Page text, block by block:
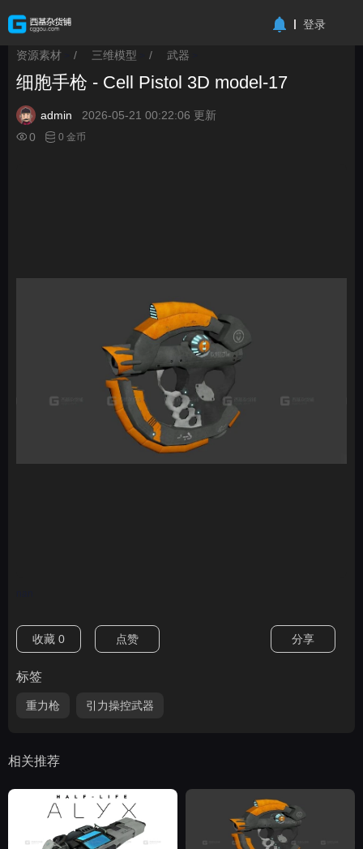
登录
资源素材 / 三维模型 / 武器
细胞手枪 - Cell Pistol 3D model-17
admin
2026-05-21 00:22:06 更新
0
0 金币
收藏 0 点赞 分享
标签
重力枪 引力操控武器
相关推荐